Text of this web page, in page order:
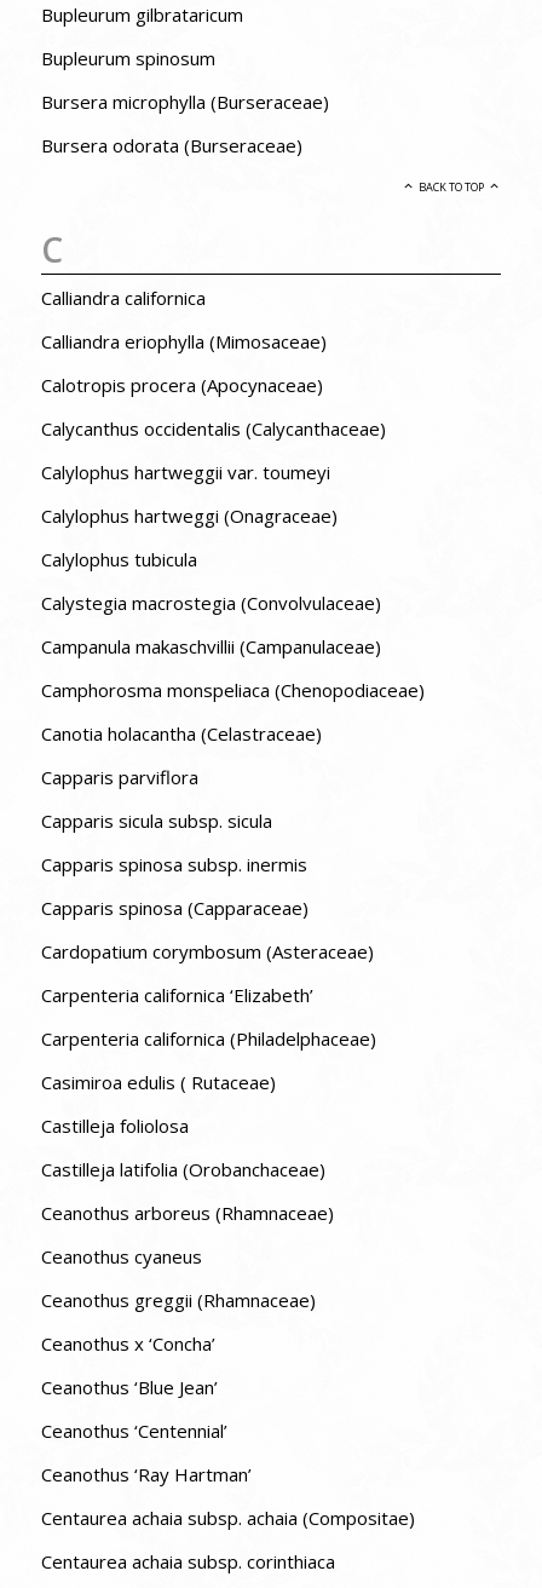
Bupleurum gilbrataricum
Bupleurum spinosum
Bursera microphylla (Burseraceae)
Bursera odorata (Burseraceae)
BACK TO TOP
C
Calliandra californica
Calliandra eriophylla (Mimosaceae)
Calotropis procera (Apocynaceae)
Calycanthus occidentalis (Calycanthaceae)
Calylophus hartweggii var. toumeyi
Calylophus hartweggi (Onagraceae)
Calylophus tubicula
Calystegia macrostegia (Convolvulaceae)
Campanula makaschvillii (Campanulaceae)
Camphorosma monspeliaca (Chenopodiaceae)
Canotia holacantha (Celastraceae)
Capparis parviflora
Capparis sicula subsp. sicula
Capparis spinosa subsp. inermis
Capparis spinosa (Capparaceae)
Cardopatium corymbosum (Asteraceae)
Carpenteria californica ‘Elizabeth’
Carpenteria californica (Philadelphaceae)
Casimiroa edulis ( Rutaceae)
Castilleja foliolosa
Castilleja latifolia (Orobanchaceae)
Ceanothus arboreus (Rhamnaceae)
Ceanothus cyaneus
Ceanothus greggii (Rhamnaceae)
Ceanothus x ‘Concha’
Ceanothus ‘Blue Jean’
Ceanothus ‘Centennial’
Ceanothus ‘Ray Hartman’
Centaurea achaia subsp. achaia (Compositae)
Centaurea achaia subsp. corinthiaca